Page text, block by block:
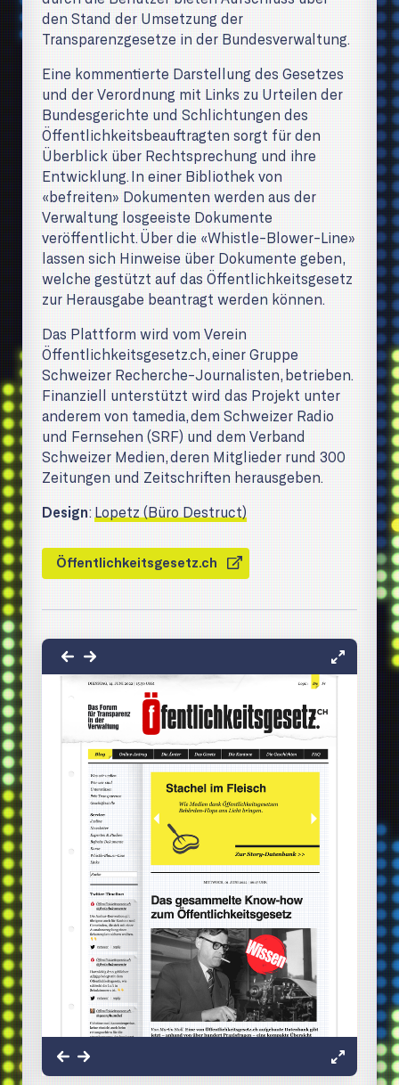
den Stand der Umsetzung der
Transparenzgesetze in der Bundesverwaltung.
Eine kommentierte Darstellung des Gesetzes
und der Verordnung mit Links zu Urteilen der
Bundes­gerichte und Schlichtungen des
Öffentlichkeitsbeauftragten sorgt für den
Überblick über Recht­sprechung und ihre
Entwicklung. In einer Bibliothek von
«befreiten» Dokumenten werden aus der
Verwaltung losgeeiste Dokumente
veröffentlicht. Über die «Whistle-Blower-Line»
lassen sich Hinweise über Dokumente geben,
welche gestützt auf das Öffentlichkeitsgesetz
zur Herausgabe beantragt werden können.
Das Plattform wird vom Verein
Öffentlichkeitsgesetz.ch, einer Gruppe
Schweizer Recherche-Journalisten, betrieben.
Finanziell unterstützt wird das Projekt unter
anderem von tamedia, dem Schweizer Radio
und Fernsehen (SRF) und dem Verband
Schweizer Medien, deren Mitglieder rund 300
Zeitungen und Zeitschriften herausgeben.
Design: Lopetz (Büro Destruct)
Öffentlichkeitsgesetz.ch